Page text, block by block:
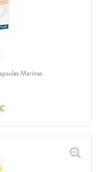
Marines